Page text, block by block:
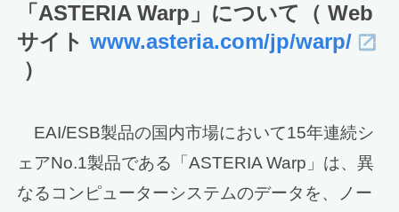
「ASTERIA Warp」について（ Web
サイトwww.asteria.com/jp/warp/
）
EAI/ESB製品の国内市場において15年連続シ
ェアNo.1製品である「ASTERIA Warp」は、異
なるコンピューターシステムのデータを、ノー